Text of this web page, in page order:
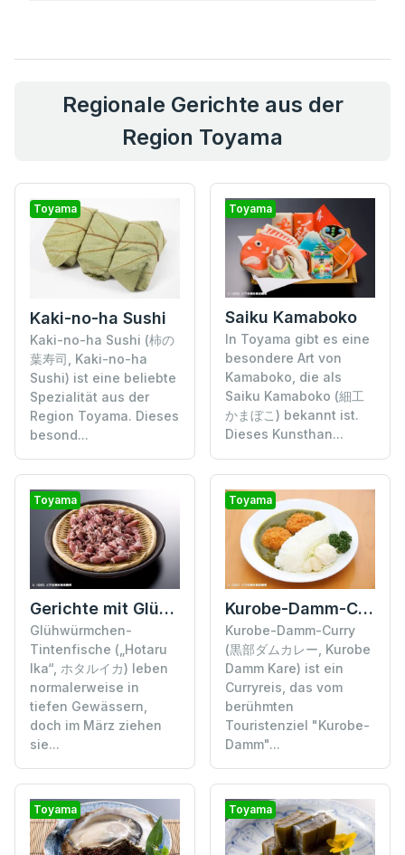
Regionale Gerichte aus der
Region Toyama
Toyama
Kaki-no-ha Sushi
Kaki-no-ha Sushi (柿の
葉寿司, Kaki-no-ha
Sushi) ist eine beliebte
Spezialität aus der
Region Toyama. Dieses
besond...
Toyama
Saiku Kamaboko
In Toyama gibt es eine
besondere Art von
Kamaboko, die als
Saiku Kamaboko (細工
かまぼこ) bekannt ist.
Dieses Kunsthan...
Toyama
Gerichte mit Glühwürmchen-Tintenfischen
Glühwürmchen-
Tintenfische („Hotaru
Ika“, ホタルイカ) leben
normalerweise in
tiefen Gewässern,
doch im März ziehen
sie...
Toyama
Kurobe-Damm-Curry
Kurobe-Damm-Curry
(黒部ダムカレー, Kurobe
Damm Kare) ist ein
Curryreis, das vom
berühmten
Touristenziel "Kurobe-
Damm"...
Toyama Toyama